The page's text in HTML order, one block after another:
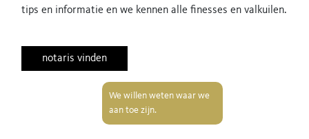
tips en informatie en we kennen alle finesses en valkuilen.
notaris vinden
We willen weten waar we
aan toe zijn.